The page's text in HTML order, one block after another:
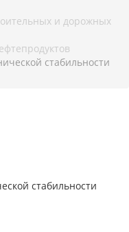
и дорожных
стабильности
стабильности